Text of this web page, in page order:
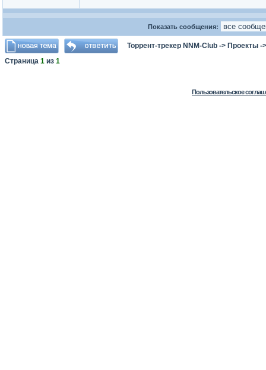
Показать сообщения:
Торрент-трекер NNM-Club -> Проекты -
Страница 1 из 1
Пользовательское